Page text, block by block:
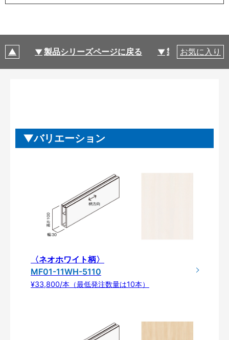
製品シリーズページに戻る 製品仕様
お気に入り
バリエーション
〈ネオホワイト柄〉
MF01-11WH-5110
¥33,800/本（最低発注数量は10本）